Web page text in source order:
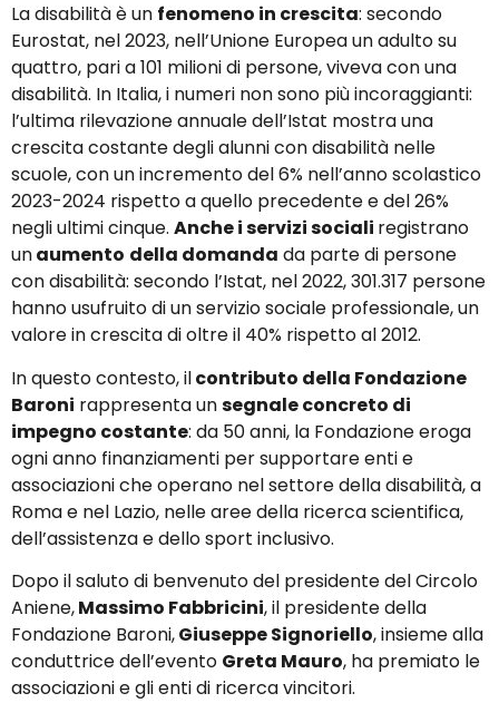
La disabilità è un fenomeno in crescita: secondo
Eurostat, nel 2023, nell’Unione Europea un adulto su
quattro, pari a 101 milioni di persone, viveva con una
disabilità. In Italia, i numeri non sono più incoraggianti:
l’ultima rilevazione annuale dell’Istat mostra una
crescita costante degli alunni con disabilità nelle
scuole, con un incremento del 6% nell’anno scolastico
2023-2024 rispetto a quello precedente e del 26%
negli ultimi cinque. Anche i servizi sociali registrano
unaumento della domanda da parte di persone
con disabilità: secondo l’Istat, nel 2022, 301.317 persone
hanno usufruito di un servizio sociale professionale, un
valore in crescita di oltre il 40% rispetto al 2012.
In questo contesto, ilcontributo della Fondazione
Baroni rappresenta unsegnale concreto di
impegno costante: da 50 anni, la Fondazione eroga
ogni anno finanziamenti per supportare enti e
associazioni che operano nel settore della disabilità, a
Roma e nel Lazio, nelle aree della ricerca scientifica,
dell’assistenza e dello sport inclusivo.
Dopo il saluto di benvenuto del presidente del Circolo
Aniene,Massimo Fabbricini, il presidente della
Fondazione Baroni,Giuseppe Signoriello, insieme alla
conduttrice dell’evento Greta Mauro, ha premiato le
associazioni e gli enti di ricerca vincitori.